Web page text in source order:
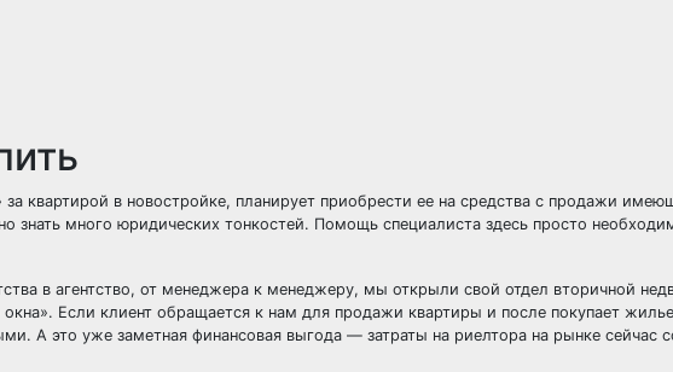
квартирой в новостройке, планирует приобрести ее на средства с продажи
много юридических тонкостей. Помощь специалиста здесь просто
в агентство, от менеджера к менеджеру, мы открыли свой отдел вторичной
Если клиент обращается к нам для продажи квартиры и после покупает
А это уже заметная финансовая выгода — затраты на риелтора на рынке сейчас